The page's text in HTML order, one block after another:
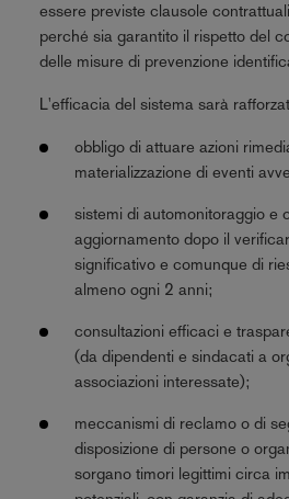
essere previste clausole
perché sia garantito il rispetto del
delle misure di prevenzione
L'efficacia del sistema sarà
obbligo di attuare azioni
materializzazione di eventi
sistemi di automonitoraggio e
aggiornamento dopo il
significativo e comunque di
almeno ogni 2 anni;
consultazioni efficaci e
(da dipendenti e sindacati a
associazioni interessate);
meccanismi di reclamo o di
disposizione di persone o
sorgano timori legittimi circa